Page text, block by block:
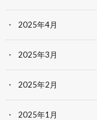
2025年4月
2025年3月
2025年2月
2025年1月